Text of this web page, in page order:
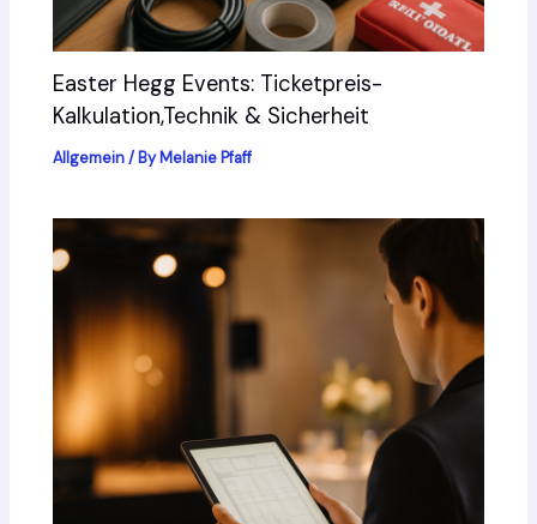
Easter Hegg Events: Ticketpreis-
Kalkulation,Technik & Sicherheit
Allgemein/ ByMelanie Pfaff